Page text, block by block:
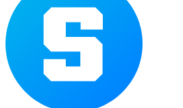
Ethereum
ETH